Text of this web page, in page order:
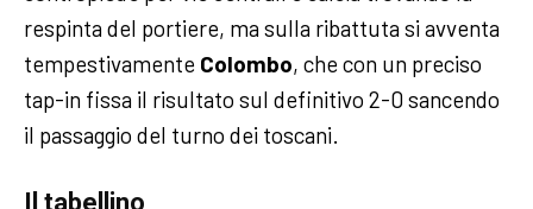
respinta del portiere, ma sulla ribattuta si avventa
tempestivamente Colombo, che con un preciso
tap-in fissa il risultato sul definitivo 2-0 sancendo
il passaggio del turno dei toscani.
Il tabellino